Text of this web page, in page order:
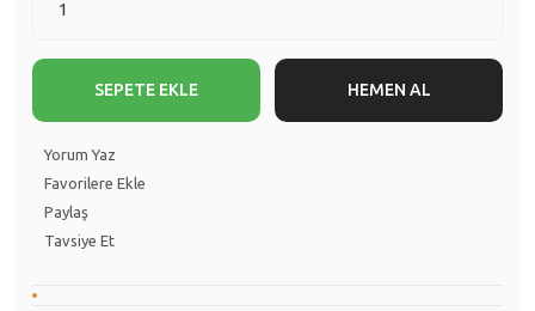
SEPETE EKLE HEMEN AL
Yorum Yaz
Paylaş
Tavsiye Et